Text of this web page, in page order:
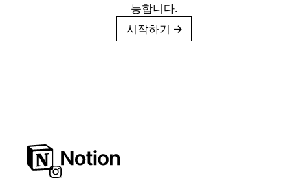
능합니다.
시작하기 →